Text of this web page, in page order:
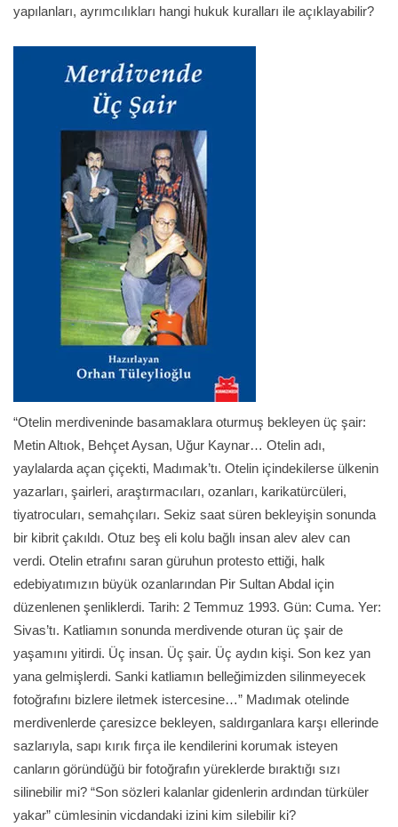
yapılanları, ayrımcılıkları hangi hukuk kuralları ile açıklayabilir?
“Otelin merdiveninde basamaklara oturmuş bekleyen üç şair:
Metin Altıok, Behçet Aysan, Uğur Kaynar… Otelin adı,
yaylalarda açan çiçekti, Madımak’tı. Otelin içindekilerse ülkenin
yazarları, şairleri, araştırmacıları, ozanları, karikatürcüleri,
tiyatrocuları, semahçıları. Sekiz saat süren bekleyişin sonunda
bir kibrit çakıldı. Otuz beş eli kolu bağlı insan alev alev can
verdi. Otelin etrafını saran güruhun protesto ettiği, halk
edebiyatımızın büyük ozanlarından Pir Sultan Abdal için
düzenlenen şenliklerdi. Tarih: 2 Temmuz 1993. Gün: Cuma. Yer:
Sivas’tı. Katliamın sonunda merdivende oturan üç şair de
yaşamını yitirdi. Üç insan. Üç şair. Üç aydın kişi. Son kez yan
yana gelmişlerdi. Sanki katliamın belleğimizden silinmeyecek
fotoğrafını bizlere iletmek istercesine…” Madımak otelinde
merdivenlerde çaresizce bekleyen, saldırganlara karşı ellerinde
sazlarıyla, sapı kırık fırça ile kendilerini korumak isteyen
canların göründüğü bir fotoğrafın yüreklerde bıraktığı sızı
silinebilir mi? “Son sözleri kalanlar gidenlerin ardından türküler
yakar” cümlesinin vicdandaki izini kim silebilir ki?